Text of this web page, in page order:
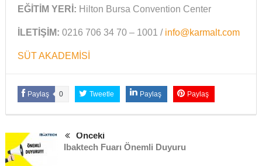
EĞİTİM YERİ: Hilton Bursa Convention Center
İLETİŞİM: 0216 706 34 70 – 1001 / info@karmalt.com
SÜT AKADEMİSİ
Paylaş 0 Tweetle Paylaş Paylaş
Önceki
Ibaktech Fuarı Önemli Duyuru